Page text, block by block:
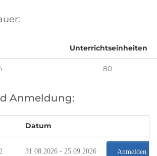
Unterrichtseinheiten
80
Anmeldung:
Datum
31.08.2026 - 25.09.2026 Anmelden